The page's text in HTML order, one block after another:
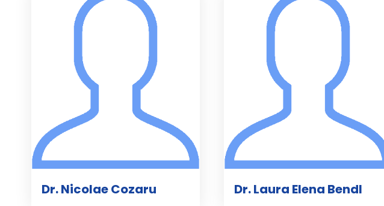
Dr. Nicolae Cozaru Dr. Laura Elena Bendl